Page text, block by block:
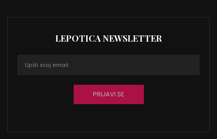
LEPOTICA NEWSLETTER